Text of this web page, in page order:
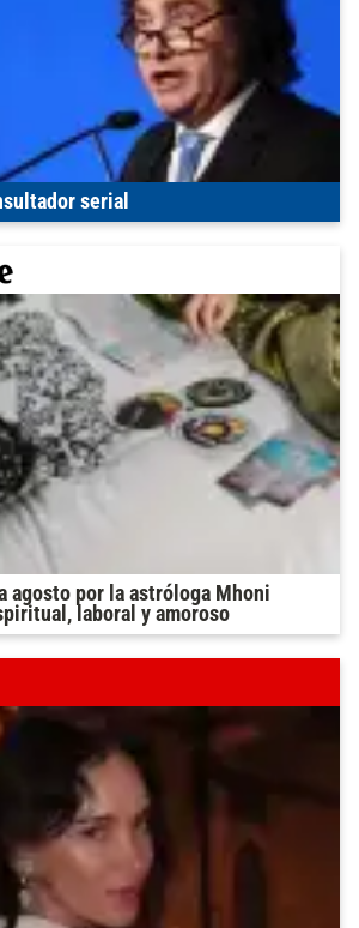
serial
agosto por la astróloga Mhoni
laboral y amoroso